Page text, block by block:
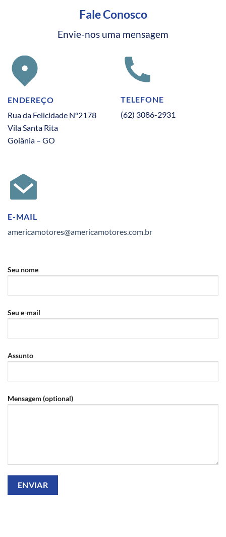
Fale Conosco
Envie-nos uma mensagem
ENDEREÇO
Rua da Felicidade N°2178
Vila Santa Rita
Goiânia – GO
TELEFONE
(62) 3086-2931
E-MAIL
americamotores@americamotores.com.br
Seu nome
Seu e-mail
Assunto
Mensagem (optional)